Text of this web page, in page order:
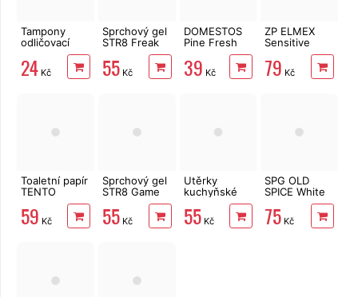
Tampony
odličovací
LINTEO 120
ks
24 Kč
Sprchový gel
STR8 Freak
55Kč
DOMESTOS
Pine Fresh
39 Kč
ZP ELMEX
Sensitive
Whitening 75
ml
79 Kč
Toaletní papír
TENTO
Ellegance
Pink 3vrstvý
8 rolí, 144 m
59 Kč
Sprchový gel
STR8 Game
55Kč
Utěrky
kuchyňské
TENTO Extra
Strong
3vrstvé, 2
55Kč
SPG OLD
SPICE White
Water 400 ml
75 Kč